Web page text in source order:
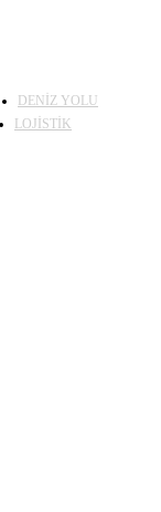
DENİZ YOLU
LOJİSTİK